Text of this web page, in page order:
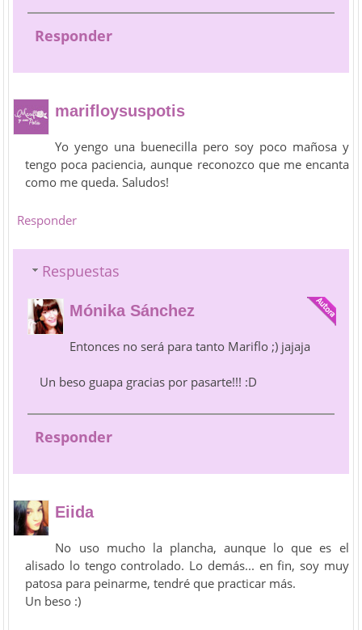
Responder
marifloysuspotis
Yo yengo una buenecilla pero soy poco mañosa y
tengo poca paciencia, aunque reconozco que me encanta
como me queda. Saludos!
Responder
Respuestas
Mónika Sánchez
Entonces no será para tanto Mariflo ;) jajaja
Un beso guapa gracias por pasarte!!! :D
Responder
Eiida
No uso mucho la plancha, aunque lo que es el
alisado lo tengo controlado. Lo demás... en fin, soy muy
patosa para peinarme, tendré que practicar más.
Un beso :)